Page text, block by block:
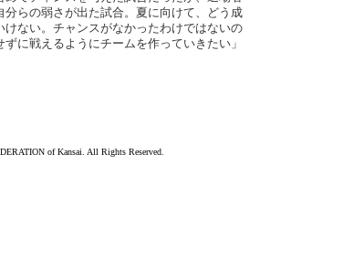
らの弱さが出た試合。夏に向けて、どう成
ない。チャンスがなかったわけではないの
に戦えるようにチームを作っていきたい」
of Kansai. All Rights Reserved.